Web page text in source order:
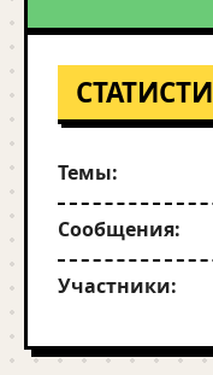
Темы:
Сообщения:
Участники: